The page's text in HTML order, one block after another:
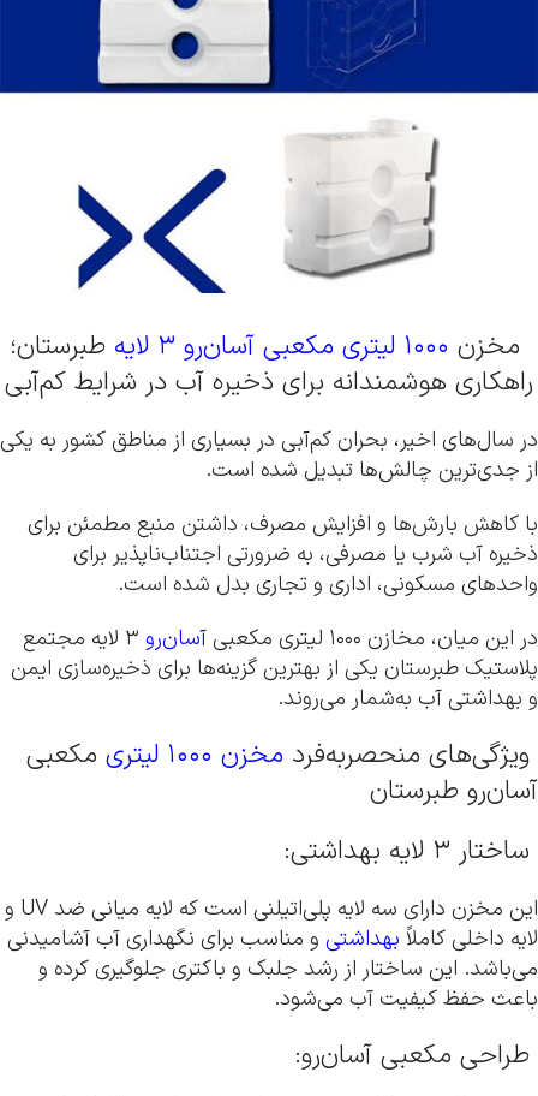
مخزن ۱۰۰۰ لیتری مکعبی آسان‌رو ۳ لایه
طبرستان؛
راهکاری هوشمندانه برای ذخیره آب در شرایط کم‌آبی
در سال‌های اخیر، بحران کم‌آبی در بسیاری از مناطق کشور به یکی
از جدی‌ترین چالش‌ها تبدیل شده است.
با کاهش بارش‌ها و افزایش مصرف، داشتن منبع مطمئن برای
ذخیره آب شرب یا مصرفی، به ضرورتی اجتناب‌ناپذیر برای
واحدهای مسکونی، اداری و تجاری بدل شده است.
در این میان، مخازن ۱۰۰۰ لیتری مکعبی
آسان‌رو
۳ لایه مجتمع
پلاستیک طبرستان یکی از بهترین گزینه‌ها برای ذخیره‌سازی ایمن
و بهداشتی آب به‌شمار می‌روند.
ویژگی‌های منحصربه‌فرد مخزن ۱۰۰۰ لیتری
مکعبی
آسان‌رو طبرستان
ساختار ۳ لایه بهداشتی:
این مخزن دارای سه لایه پلی‌اتیلنی است که لایه میانی ضد UV و
لایه داخلی کاملاً بهداشتی و مناسب برای نگهداری آب آشامیدنی
می‌باشد. این ساختار از رشد جلبک و باکتری جلوگیری کرده و
باعث حفظ کیفیت آب می‌شود.
طراحی مکعبی آسان‌رو: